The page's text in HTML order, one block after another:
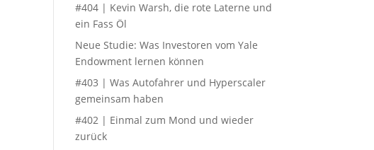
#404 | Kevin Warsh, die rote Laterne und
ein Fass Öl
Neue Studie: Was Investoren vom Yale
Endowment lernen können
#403 | Was Autofahrer und Hyperscaler
gemeinsam haben
#402 | Einmal zum Mond und wieder
zurück